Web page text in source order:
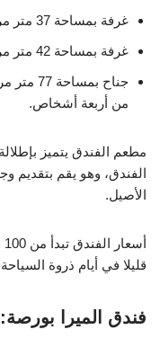
غرفة بمساحة 37 متر مربع قياسية تكفي لشخصين.
غرفة بمساحة 42 متر مربع سوبيريور لشخصين مع سرير مزدوج.
جناح
من أربعة أشخاص.
الفندق، وهو يقم بتقديم
الأصيل.
قليلا في أيام ذروة
فندق الميرا بورصة: